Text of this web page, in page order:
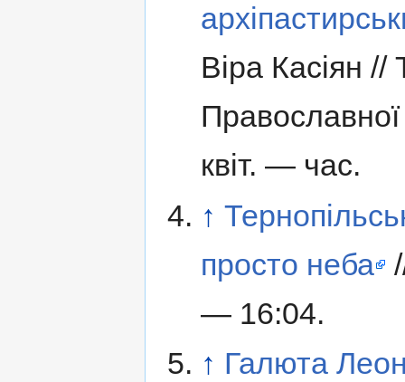
Віра Касіян //
квіт. — час.
↑
просто неба
— 16:04.
↑ Галюта